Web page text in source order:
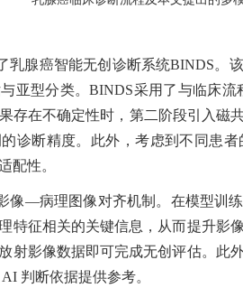
乳腺癌智能无创诊断系统BINDS。
亚型分类。BINDS采用了与临床流
存在不确定性时，第二阶段引入磁
诊断精度。此外，考虑到不同患
配性。
像—病理图像对齐机制。在模型训
特征相关的关键信息，从而提升影
射影像数据即可完成无创评估。此
判断依据提供参考。